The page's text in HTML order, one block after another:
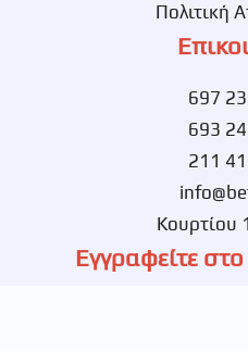
Πολιτική
697
693
211
Κουρτίου
Εγγραφείτε